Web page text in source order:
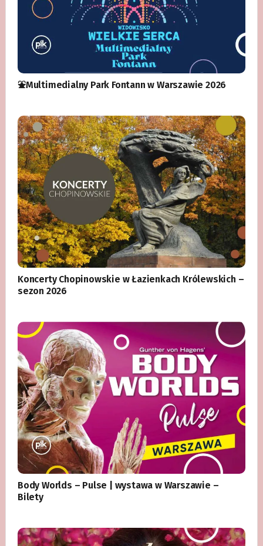
⛲️Multimedialny Park Fontann w Warszawie 2026
Koncerty Chopinowskie w Łazienkach Królewskich –
sezon 2026
Body Worlds – Pulse | wystawa w Warszawie –
Bilety